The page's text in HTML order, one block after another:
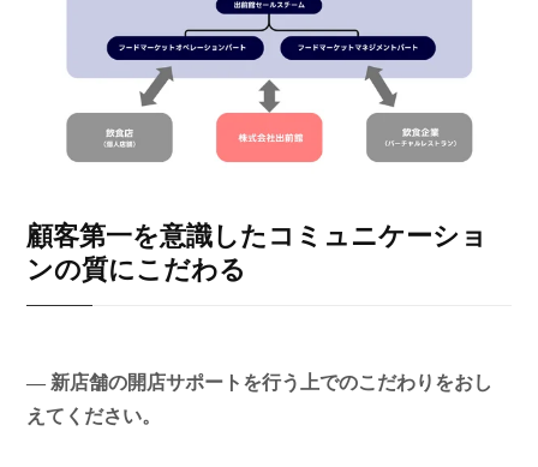
顧客第一を意識したコミュニケーショ
ンの質にこだわる
― 新店舗の開店サポートを行う上でのこだわりをおし
えてください。